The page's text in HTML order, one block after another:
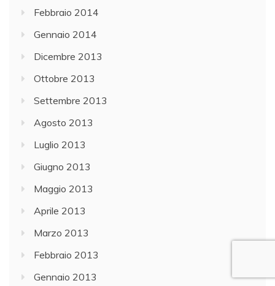
Febbraio 2014
Gennaio 2014
Dicembre 2013
Ottobre 2013
Settembre 2013
Agosto 2013
Luglio 2013
Giugno 2013
Maggio 2013
Aprile 2013
Marzo 2013
Febbraio 2013
Gennaio 2013